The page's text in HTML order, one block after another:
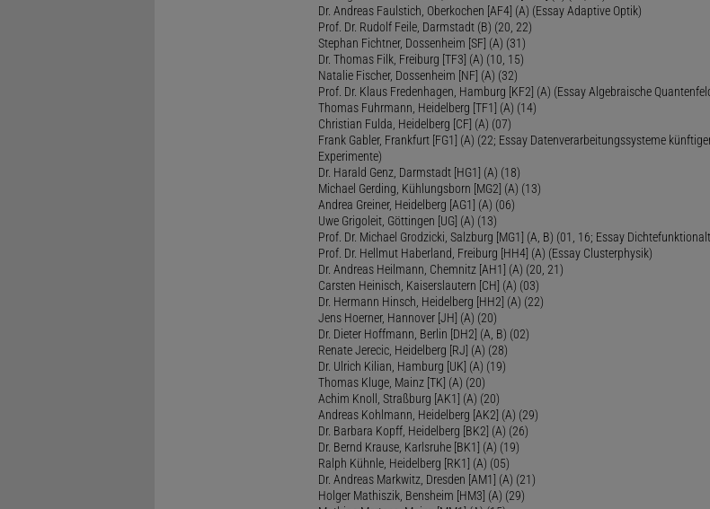
Dr. Andreas Faulstich, Oberkochen [AF4] (A) (Essay Adaptive Optik)
Prof. Dr. Rudolf Feile, Darmstadt (B) (20, 22)
Stephan Fichtner, Dossenheim [SF] (A) (31)
Dr. Thomas Filk, Freiburg [TF3] (A) (10, 15)
Natalie Fischer, Dossenheim [NF] (A) (32)
Prof. Dr. Klaus Fredenhagen, Hamburg [KF2] (A) (Essay Algebraische
Thomas Fuhrmann, Heidelberg [TF1] (A) (14)
Christian Fulda, Heidelberg [CF] (A) (07)
Frank Gabler, Frankfurt [FG1] (A) (22; Essay Datenverarbeitungssysteme
Experimente)
Dr. Harald Genz, Darmstadt [HG1] (A) (18)
Michael Gerding, Kühlungsborn [MG2] (A) (13)
Andrea Greiner, Heidelberg [AG1] (A) (06)
Uwe Grigoleit, Göttingen [UG] (A) (13)
Prof. Dr. Michael Grodzicki, Salzburg [MG1] (A, B) (01, 16; Essay
Prof. Dr. Hellmut Haberland, Freiburg [HH4] (A) (Essay Clusterphysik)
Dr. Andreas Heilmann, Chemnitz [AH1] (A) (20, 21)
Carsten Heinisch, Kaiserslautern [CH] (A) (03)
Dr. Hermann Hinsch, Heidelberg [HH2] (A) (22)
Jens Hoerner, Hannover [JH] (A) (20)
Dr. Dieter Hoffmann, Berlin [DH2] (A, B) (02)
Renate Jerecic, Heidelberg [RJ] (A) (28)
Dr. Ulrich Kilian, Hamburg [UK] (A) (19)
Thomas Kluge, Mainz [TK] (A) (20)
Achim Knoll, Straßburg [AK1] (A) (20)
Andreas Kohlmann, Heidelberg [AK2] (A) (29)
Dr. Barbara Kopff, Heidelberg [BK2] (A) (26)
Dr. Bernd Krause, Karlsruhe [BK1] (A) (19)
Ralph Kühnle, Heidelberg [RK1] (A) (05)
Dr. Andreas Markwitz, Dresden [AM1] (A) (21)
Holger Mathiszik, Bensheim [HM3] (A) (29)